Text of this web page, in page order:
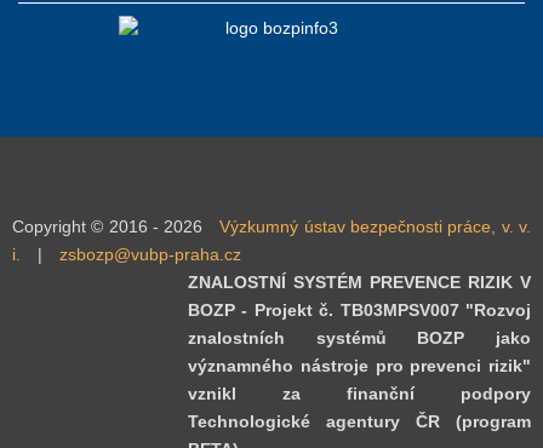
Copyright © 2016 - 2026
Výzkumný ústav bezpečnosti práce, v. v.
i.
|
zsbozp@vubp-praha.cz
ZNALOSTNÍ SYSTÉM PREVENCE RIZIK V
BOZP - Projekt č. TB03MPSV007 "Rozvoj
znalostních systémů BOZP jako
významného nástroje pro prevenci rizik"
vznikl za finanční podpory
Technologické agentury ČR (program